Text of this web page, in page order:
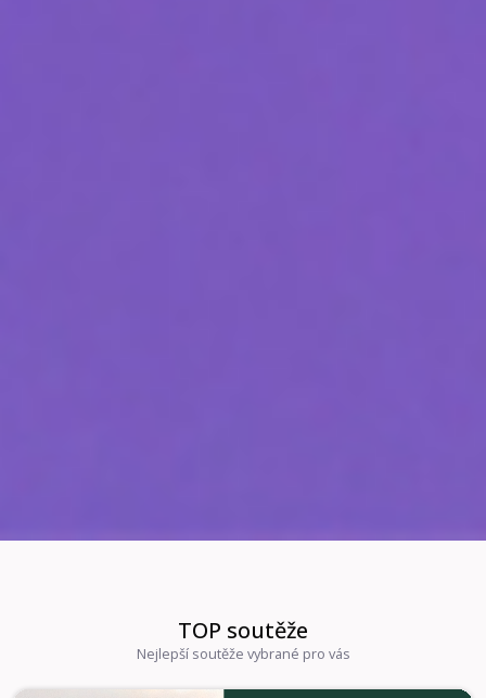
TOP soutěže
Nejlepší soutěže vybrané pro vás